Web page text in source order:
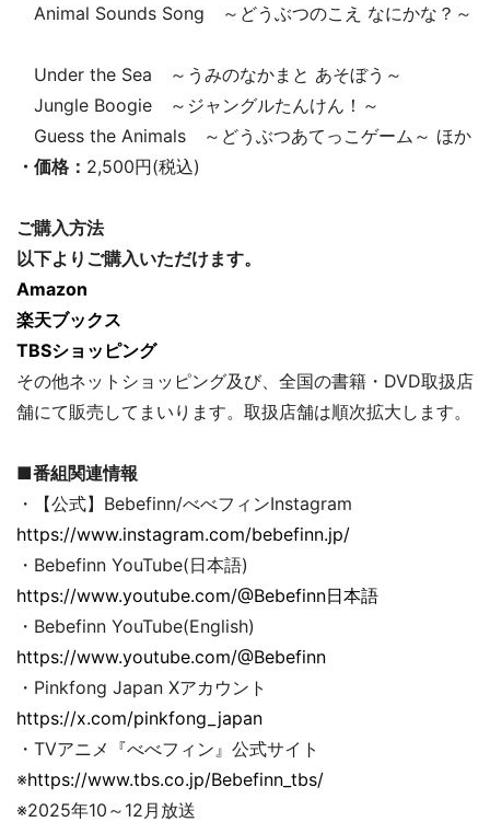
Animal Sounds Song ～どうぶつのこえ なにかな？～
Under the Sea ～うみのなかまと あそぼう～
Jungle Boogie ～ジャングルたんけん！～
Guess the Animals ～どうぶつあてっこゲーム～ ほか
・価格： 2,500円(税込)
ご購入方法
以下よりご購入いただけます。
Amazon
楽天ブックス
TBSショッピング
その他ネットショッピング及び、全国の書籍・DVD取扱店
舗にて販売してまいります。取扱店舗は順次拡大します。
■番組関連情報
・【公式】Bebefinn/べべフィンInstagram
https://www.instagram.com/bebefinn.jp/
・Bebefinn YouTube(日本語)
https://www.youtube.com/@Bebefinn日本語
・Bebefinn YouTube(English)
https://www.youtube.com/@Bebefinn
・Pinkfong Japan Xアカウント
https://x.com/pinkfong_japan
・TVアニメ『べべフィン』公式サイト
※https://www.tbs.co.jp/Bebefinn_tbs/
※2025年10～12月放送